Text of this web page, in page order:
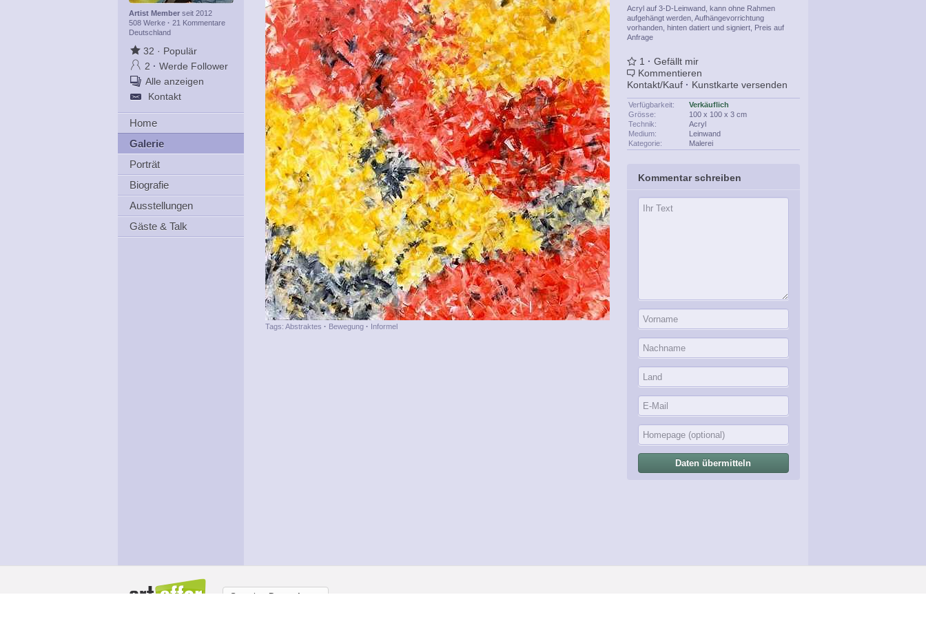
Artist Memberseit 2012
508 Werke · 21 Kommentare
Deutschland
32 · Populär
2 · Werde Follower
Alle anzeigen
Kontakt
Home
Galerie
Porträt
Biografie
Ausstellungen
Gäste & Talk
Tags: Abstraktes · Bewegung · Informel
Acryl auf 3-D-Leinwand, kann ohne Rahmen
aufgehängt werden, Aufhängevorrichtung
vorhanden, hinten datiert und signiert, Preis auf
Anfrage
1 · Gefällt mir
Kommentieren
Kontakt/Kauf · Kunstkarte versenden
Verfügbarkeit:
Verkäuflich
Grösse:
100 x 100 x 3 cm
Technik:
Acryl
Medium:
Leinwand
Kategorie:
Malerei
Kommentar schreiben
Daten übermitteln
Sprache: Deutsch